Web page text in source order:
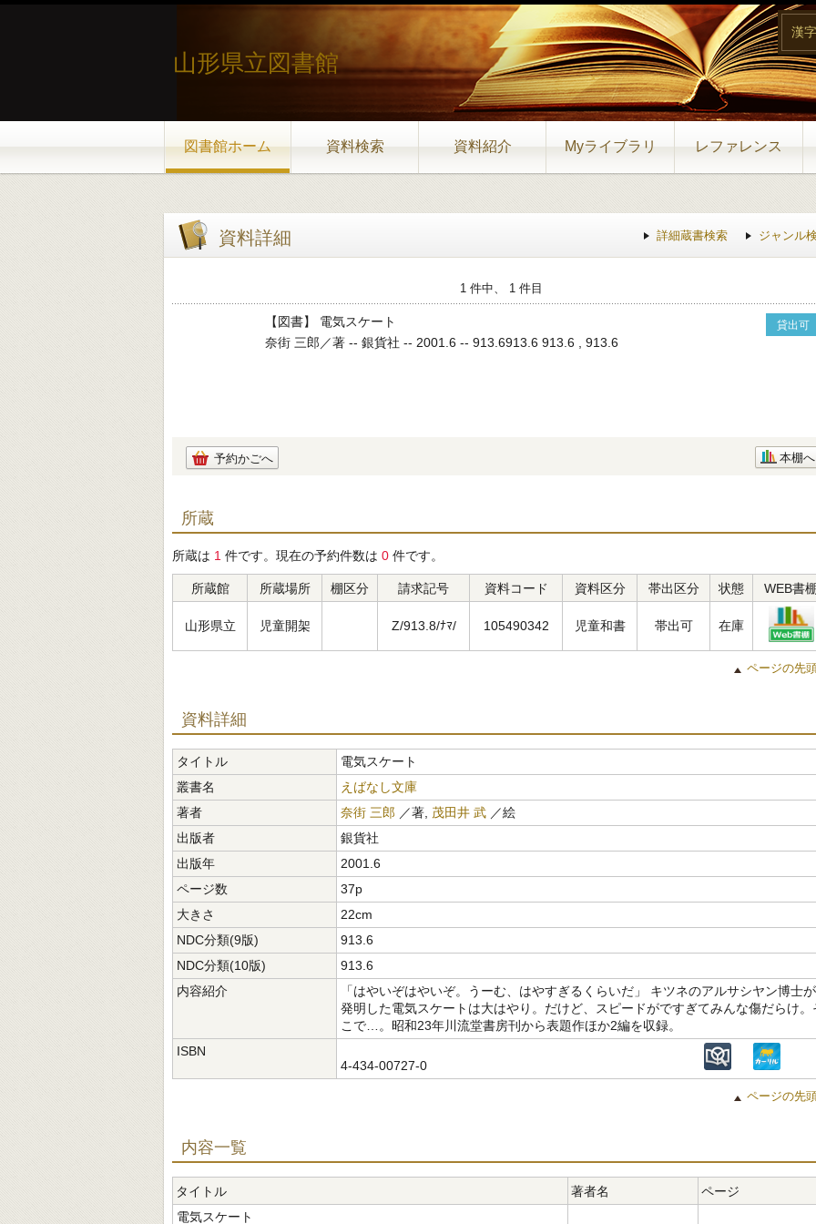
山形県立図書館
図書館ホーム 資料検索 資料紹介 Myライブラリ レファレンス
漢字
資料詳細 詳細蔵書検索 ジャンル
1 件中、 1 件目
【図書】 電気スケート 貸出可
奈街 三郎／著 -- 銀貨社 -- 2001.6 -- 913.6913.6 913.6 , 913.6
予約かごへ 本棚へ
所蔵
所蔵は 1 件です。現在の予約件数は 0 件です。
所蔵館 所蔵場所 棚区分 請求記号 資料コード 資料区分 帯出区分 状態 WEB書
山形県立 児童開架 Z/913.8/ﾅﾏ/ 105490342 児童和書 帯出可 在庫
ページの先
資料詳細
タイトル
電気スケート
叢書名
えばなし文庫
著者
奈街 三郎 ／著, 茂田井 武 ／絵
出版者
銀貨社
出版年
2001.6
ページ数
37p
大きさ
22cm
NDC分類(9版)
913.6
NDC分類(10版)
913.6
内容紹介
「はやいぞはやいぞ。うーむ、はやすぎるくらいだ」 キツネのアルサシヤン博士が
発明した電気スケートは大はやり。だけど、スピードがですぎてみんな傷だらけ。
こで…。昭和23年川流堂書房刊から表題作ほか2編を収録。
ISBN
4-434-00727-0
ページの先
内容一覧
タイトル 著者名
ページ
電気スケート